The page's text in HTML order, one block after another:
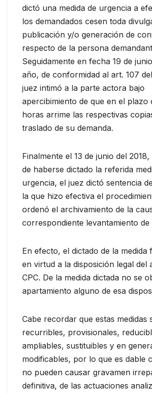
dictó una medida de urgencia a
los demandados cesen toda
publicación y/o generación de
respecto de la persona
Seguidamente en fecha 19 de
año, de conformidad al art. 107
juez intimó a la parte actora bajo
apercibimiento de que en el plazo
horas arrime las respectivas
traslado de su demanda.
Finalmente el 13 de junio del 2018,
de haberse dictado la referida
urgencia, el juez dictó sentencia
la que hizo efectiva el
ordenó el archivamiento de la
correspondiente levantamiento de
En efecto, el dictado de la medida
en virtud a la disposición legal del
CPC. De la medida dictada no se
apartamiento alguno de esa
Cabe recordar que estas medidas
recurribles, provisionales,
ampliables, sustituibles y en
modificables, por lo que es dable
no pueden causar gravamen
definitiva, de las actuaciones